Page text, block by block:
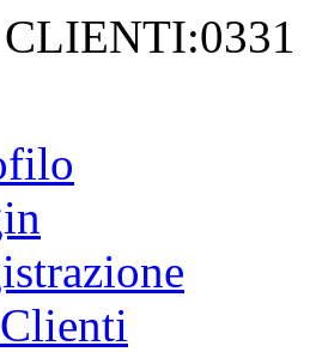
0331